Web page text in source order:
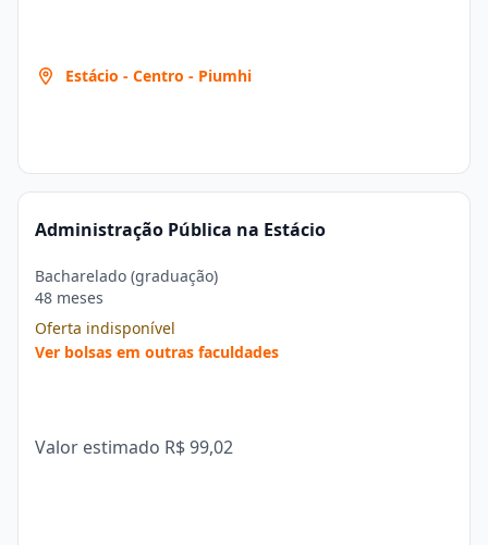
Estácio - Centro - Piumhi
Administração Pública na Estácio
Bacharelado (graduação)
48 meses
Oferta indisponível
Ver bolsas em outras faculdades
Valor estimado R$ 99,02